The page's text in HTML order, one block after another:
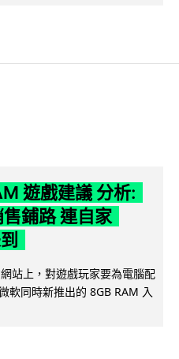
遊戲建議 分析:
鋪路 連自家
站上，對遊戲玩家要為電腦配
軟同時新推出的 8GB RAM 入